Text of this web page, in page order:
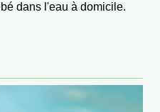
dans l'eau à domicile.